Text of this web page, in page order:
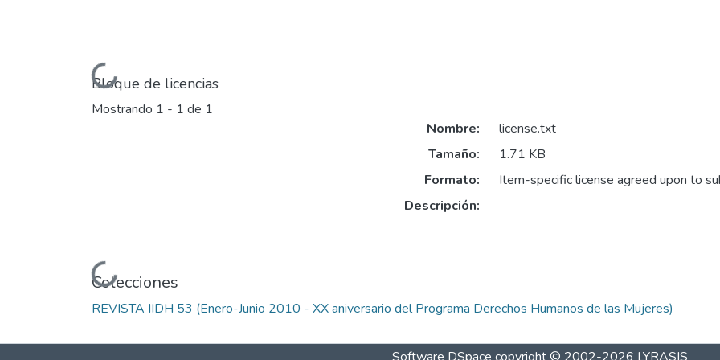
Cargando...
Bloque de licencias
Mostrando 1 - 1 de 1
Cargando...
Nombre:
license.txt
Tamaño:
1.71 KB
Formato:
Item-specific license agreed upon to
Descripción:
Colecciones
REVISTA IIDH 53 (Enero-Junio 2010 - XX aniversario del Programa Derechos Humanos de las Mujeres)